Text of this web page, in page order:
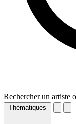
Rechercher un artiste
Thématiques